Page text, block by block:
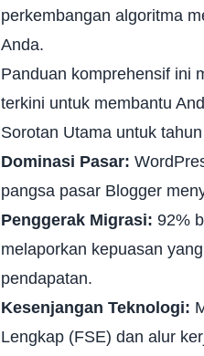
perkembangan algoritma
Anda.
Panduan komprehensif ini
terkini untuk membantu
Sorotan Utama untuk
Dominasi Pasar:
pangsa pasar Blogger
Penggerak Migrasi: 92%
melaporkan kepuasan
pendapatan.
Kesenjangan Teknologi:
Lengkap (FSE) dan alur